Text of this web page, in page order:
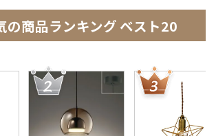
の商品ランキング ベスト20